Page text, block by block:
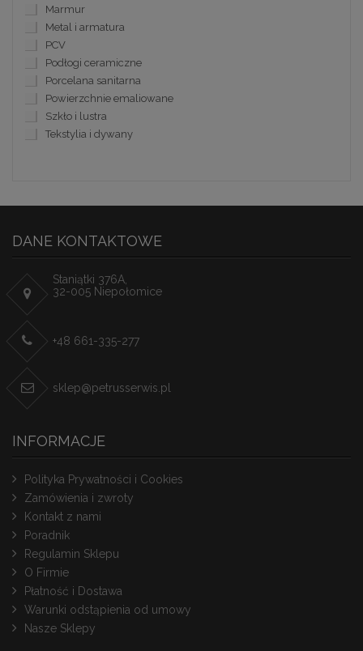
Marmur
Metal i armatura
PCV
Podłogi ceramiczne
Porcelana sanitarna
Powierzchnie emaliowane
Szkło i lustra
Tekstylia i dywany
DANE KONTAKTOWE
Staniątki 376A,
32-005 Niepołomice
+48 661-335-277
sklep@petrusserwis.pl
INFORMACJE
Polityka Prywatności i Cookies
Zamówienia i zwroty
Kontakt z nami
Poradnik
Regulamin Sklepu
O Firmie
Płatność i Dostawa
Warunki odstąpienia od umowy
Nasze Sklepy